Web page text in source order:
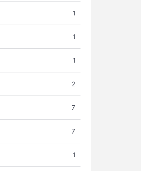
1
1
1
2
7
7
1